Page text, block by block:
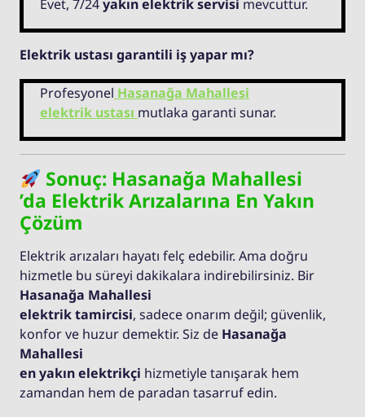
Evet, 7/24yakın elektrik servisi mevcuttur.
Elektrik ustası garantili iş yapar mı?
Profesyonel Hasanağa Mahallesi
elektrik ustası mutlaka garanti sunar.
Sonuç: Hasanağa Mahallesi
’da Elektrik Arızalarına En Yakın
Çözüm
Elektrik arızaları hayatı felç edebilir. Ama doğru
hizmetle bu süreyi dakikalara indirebilirsiniz. Bir
Hasanağa Mahallesi
elektrik tamircisi, sadece onarım değil; güvenlik,
konfor ve huzur demektir. Siz de Hasanağa
Mahallesi
en yakın elektrikçi hizmetiyle tanışarak hem
zamandan hem de paradan tasarruf edin.